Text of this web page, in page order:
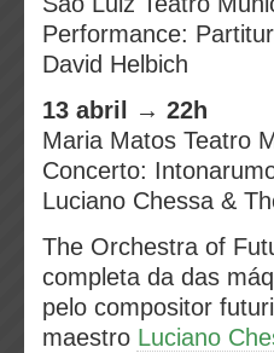
Performance:
David Helbich
13 abril → 22h
Maria Matos Teatro
Concerto:
Luciano Chessa &
The Orchestra of
completa da das
pelo compositor
maestro Luciano